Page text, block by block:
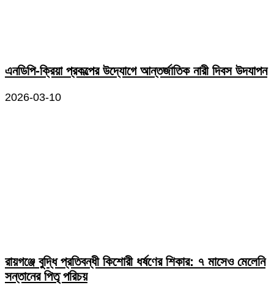
এনডিপি-ক্রিয়া প্রকল্পের উদ্যোগে আন্তর্জাতিক নারী দিবস উদযাপন
2026-03-10
রায়গঞ্জে বুদ্ধি প্রতিবন্ধী কিশোরী ধর্ষণের শিকার: ৭ মাসেও মেলেনি
সন্তানের পিতৃ পরিচয়